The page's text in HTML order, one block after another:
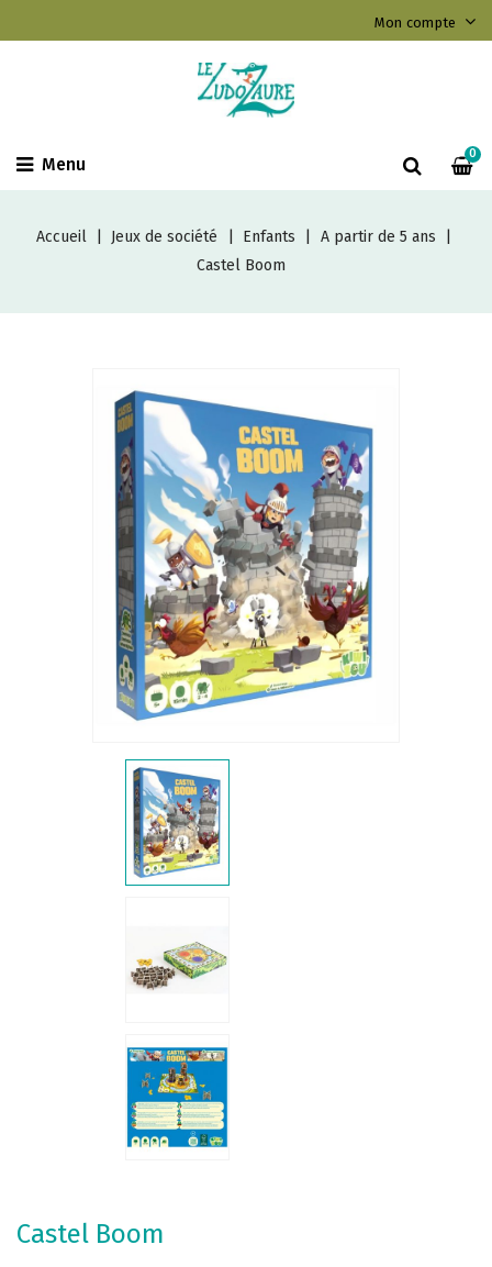
Mon compte
0
Menu
Accueil Jeux de société Enfants
A partir de 5 ans
Castel Boom
Castel Boom